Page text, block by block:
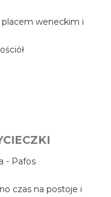
weneckim i
- Pafos
czas na postoje i